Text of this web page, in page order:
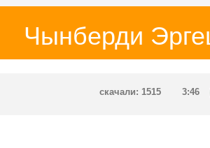
Чынберди
3:46
скачали: 1515